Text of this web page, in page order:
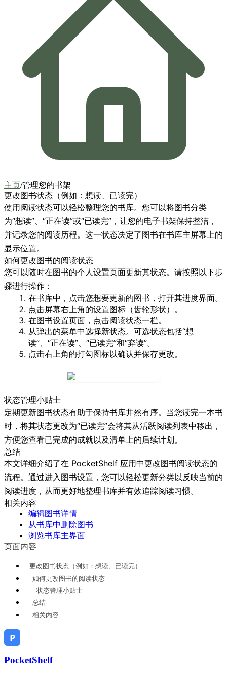
主页/管理您的书架
更改图书状态（例如：想读、已读完）
使用阅读状态可以轻松整理您的书库。您可以将图书分类
为“想读”、“正在读”或“已读完”，让您的电子书架保持整洁，
并记录您的阅读历程。这一状态决定了图书在书库主屏幕上的
显示位置。
如何更改图书的阅读状态
您可以随时在图书的个人设置页面更新其状态。请按照以下步
骤进行操作：
在书库中，点击您想要更新的图书，打开其进度界面。
点击屏幕右上角的设置图标 （齿轮形状）。
在图书设置页面，点击阅读状态一栏。
从弹出的菜单中选择新状态。可选状态包括“想
读”、“正在读”、“已读完”和“弃读”。
点击右上角的打勾图标以确认并保存更改。
状态管理小贴士
定期更新图书状态有助于保持书库井然有序。当您读完一本书
时，将其状态更改为“已读完”会将其从活跃阅读列表中移出，
方便您查看已完成的成就以及清单上的后续计划。
总结
本文详细介绍了在 PocketShelf 应用中更改图书阅读状态的
流程。通过进入图书设置，您可以轻松更新分类以反映当前的
阅读进度，从而更好地整理书库并有效追踪阅读习惯。
相关内容
编辑图书详情
从书库中删除图书
浏览书库主界面
页面内容
更改图书状态（例如：想读、已读完）
如何更改图书的阅读状态
状态管理小贴士
总结
相关内容
PocketShelf